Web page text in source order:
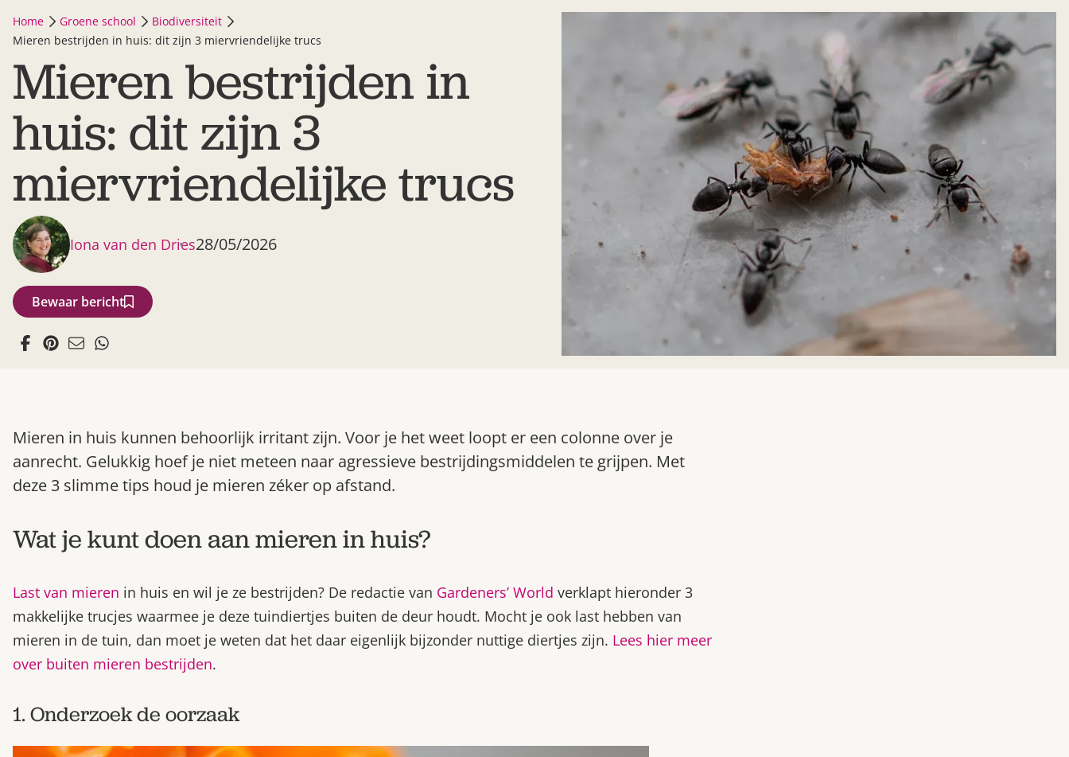
Home Groene school
Biodiversiteit
Mieren bestrijden in huis: dit zijn 3 miervriendelijke trucs
Mieren bestrijden in
huis: dit zijn 3
miervriendelijke trucs
Iona van den Dries28/05/2026
Bewaar bericht
Mieren in huis kunnen behoorlijk irritant zijn. Voor je het weet loopt er een colonne over je
aanrecht. Gelukkig hoef je niet meteen naar agressieve bestrijdingsmiddelen te grijpen. Met
deze 3 slimme tips houd je mieren zéker op afstand.
Wat je kunt doen aan mieren in huis?
Last van mieren in huis en wil je ze bestrijden? De redactie van Gardeners’ World verklapt hieronder 3
makkelijke trucjes waarmee je deze tuindiertjes buiten de deur houdt. Mocht je ook last hebben van
mieren in de tuin, dan moet je weten dat het daar eigenlijk bijzonder nuttige diertjes zijn. Lees hier meer
over buiten mieren bestrijden.
1. Onderzoek de oorzaak